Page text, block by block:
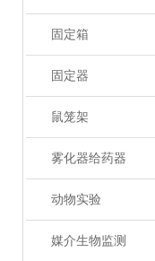
固定箱
固定器
鼠笼架
雾化器给药器
动物实验
媒介生物监测